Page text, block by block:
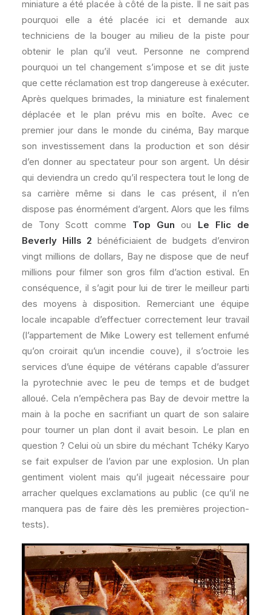
miniature a été placée à côté de la piste. Il ne sait pas
pourquoi elle a été placée ici et demande aux
techniciens de la bouger au milieu de la piste pour
obtenir le plan qu’il veut. Personne ne comprend
pourquoi un tel changement s’impose et se dit juste
que cette réclamation est trop dangereuse à exécuter.
Après quelques brimades, la miniature est finalement
déplacée et le plan prévu mis en boîte. Avec ce
premier jour dans le monde du cinéma, Bay marque
son investissement dans la production et son désir
d’en donner au spectateur pour son argent. Un désir
qui deviendra un credo qu’il respectera tout le long de
sa carrière même si dans le cas présent, il n’en
dispose pas énormément d’argent. Alors que les films
de Tony Scott comme Top Gun ou Le Flic de
Beverly Hills 2 bénéficiaient de budgets d’environ
vingt millions de dollars, Bay ne dispose que de neuf
millions pour filmer son gros film d’action estival. En
conséquence, il s’agit pour lui de tirer le meilleur parti
des moyens à disposition. Remerciant une équipe
locale incapable d’effectuer correctement leur travail
(l’appartement de Mike Lowery est tellement enfumé
qu’on croirait qu’un incendie couve), il s’octroie les
services d’une équipe de vétérans capable d’assurer
la pyrotechnie avec le peu de temps et de budget
alloué. Cela n’empêchera pas Bay de devoir mettre la
main à la poche en sacrifiant un quart de son salaire
pour tourner un plan dont il avait besoin. Le plan en
question ? Celui où un sbire du méchant Tchéky Karyo
se fait expulser de l’avion par une explosion. Un plan
gentiment violent mais qu’il jugeait nécessaire pour
arracher quelques exclamations au public (ce qu’il ne
manquera pas de faire dès les premières projection-
tests).